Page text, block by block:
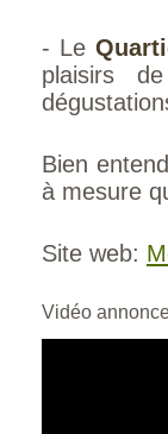
- Le
plaisirs
Bien
à mesure
Site web:
Vidéo